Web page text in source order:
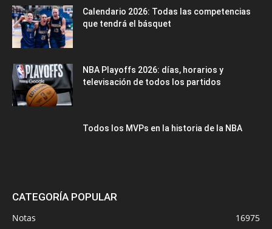
Calendario 2026: Todas las competencias
que tendrá el básquet
NBA Playoffs 2026: días, horarios y
televisación de todos los partidos
Todos los MVPs en la historia de la NBA
CATEGORÍA POPULAR
Notas
16975